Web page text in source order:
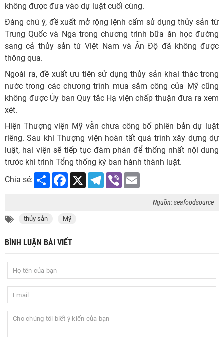
không được đưa vào dự luật cuối cùng.
Đáng chú ý, đề xuất mở rộng lệnh cấm sử dụng thủy sản từ
Trung Quốc và Nga trong chương trình bữa ăn học đường
sang cả thủy sản từ Việt Nam và Ấn Độ đã không được
thông qua.
Ngoài ra, đề xuất ưu tiên sử dụng thủy sản khai thác trong
nước trong các chương trình mua sắm công của Mỹ cũng
không được Ủy ban Quy tắc Hạ viện chấp thuận đưa ra xem
xét.
Hiện Thượng viện Mỹ vẫn chưa công bố phiên bản dự luật
riêng. Sau khi Thượng viện hoàn tất quá trình xây dựng dự
luật, hai viện sẽ tiếp tục đàm phán để thống nhất nội dung
trước khi trình Tổng thống ký ban hành thành luật.
Chia sẻ:
Share Facebook
X Telegram
Viber
Nguồn: seafoodsource
thủy sản Mỹ
BÌNH LUẬN BÀI VIẾT